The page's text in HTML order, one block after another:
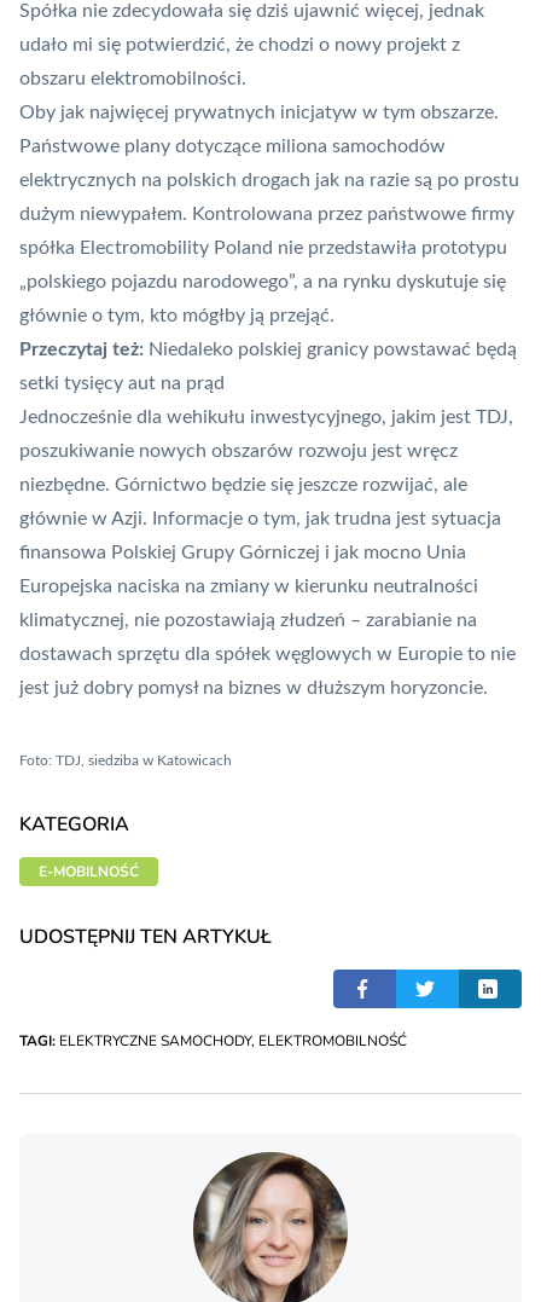
Spółka nie zdecydowała się dziś ujawnić więcej, jednak
udało mi się potwierdzić, że chodzi o nowy projekt z
obszaru elektromobilności.
Oby jak najwięcej prywatnych inicjatyw w tym obszarze.
Państwowe plany dotyczące miliona samochodów
elektrycznych na polskich drogach jak na razie są po prostu
dużym niewypałem. Kontrolowana przez państwowe firmy
spółka Electromobility Poland nie przedstawiła prototypu
„polskiego pojazdu narodowego”, a na rynku dyskutuje się
głównie o tym, kto mógłby ją przejąć.
Przeczytaj też: Niedaleko polskiej granicy powstawać będą
setki tysięcy aut na prąd
Jednocześnie dla wehikułu inwestycyjnego, jakim jest TDJ,
poszukiwanie nowych obszarów rozwoju jest wręcz
niezbędne. Górnictwo będzie się jeszcze rozwijać, ale
głównie w Azji. Informacje o tym, jak trudna jest sytuacja
finansowa Polskiej Grupy Górniczej i jak mocno Unia
Europejska naciska na zmiany w kierunku neutralności
klimatycznej, nie pozostawiają złudzeń – zarabianie na
dostawach sprzętu dla spółek węglowych w Europie to nie
jest już dobry pomysł na biznes w dłuższym horyzoncie.
Foto: TDJ, siedziba w Katowicach
KATEGORIA
E-MOBILNOŚĆ
UDOSTĘPNIJ TEN ARTYKUŁ
TAGI: ELEKTRYCZNE SAMOCHODY, ELEKTROMOBILNOŚĆ